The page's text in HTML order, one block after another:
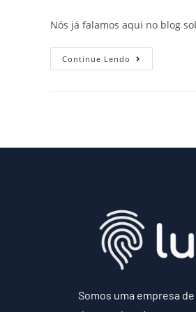
Nós já falamos aqui no blog
Continue Lendo
Somos uma empresa